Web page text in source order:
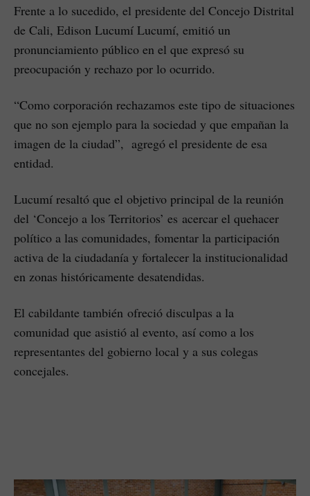
Frente a lo sucedido, el presidente del Concejo Distrital
de Cali, Edison Lucumí Lucumí, emitió un
pronunciamiento público en el que expresó su
preocupación y rechazo por lo ocurrido.
“Como corporación rechazamos este tipo de situaciones
que no son ejemplo para la sociedad y que empañan la
imagen de la ciudad”, agregó el presidente de esa
entidad.
Lucumí resaltó que el objetivo principal de la reunión
del ‘Concejo a los Territorios’ es acercar el quehacer
político a las comunidades, fomentar la participación
activa de la ciudadanía y fortalecer la institucionalidad
en zonas históricamente desatendidas.
El cabildante también ofreció disculpas a la
comunidad que asistió al evento, así como a los
representantes del gobierno local y a sus colegas
concejales.